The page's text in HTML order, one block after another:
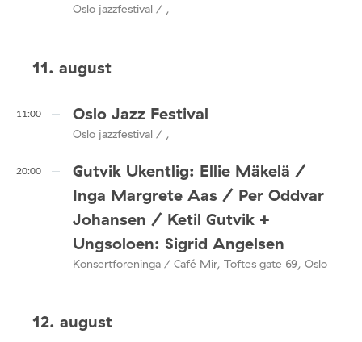
Oslo jazzfestival / ,
11. august
11:00 Oslo Jazz Festival
Oslo jazzfestival / ,
20:00
Gutvik Ukentlig: Ellie Mäkelä /
Inga Margrete Aas / Per Oddvar
Johansen / Ketil Gutvik +
Ungsoloen: Sigrid Angelsen
Konsertforeninga / Café Mir, Toftes gate 69, Oslo
12. august